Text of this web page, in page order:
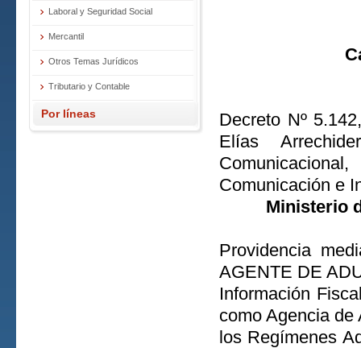
Laboral y Seguridad Social
Mercantil
Otros Temas Jurídicos
Tributario y Contable
Por líneas
Decreto Nº
Elías
Comunicación e
Ministerio
Providencia
AGENTE DE
Información
como Agencia
los Regímenes